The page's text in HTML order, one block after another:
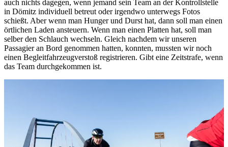
auch nichts dagegen, wenn jemand sein Team an der Kontrollstelle
in Dömitz individuell betreut oder irgendwo unterwegs Fotos
schießt. Aber wenn man Hunger und Durst hat, dann soll man einen
örtlichen Laden ansteuern. Wenn man einen Platten hat, soll man
selber den Schlauch wechseln. Gleich nachdem wir unseren
Passagier an Bord genommen hatten, konnten, mussten wir noch
einen Begleitfahrzeugverstoß registrieren. Gibt eine Zeitstrafe, wenn
das Team durchgekommen ist.